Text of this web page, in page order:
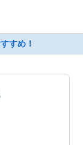
すめ！